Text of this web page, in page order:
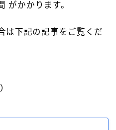
がかかります。
は下記の記事をご覧くだ